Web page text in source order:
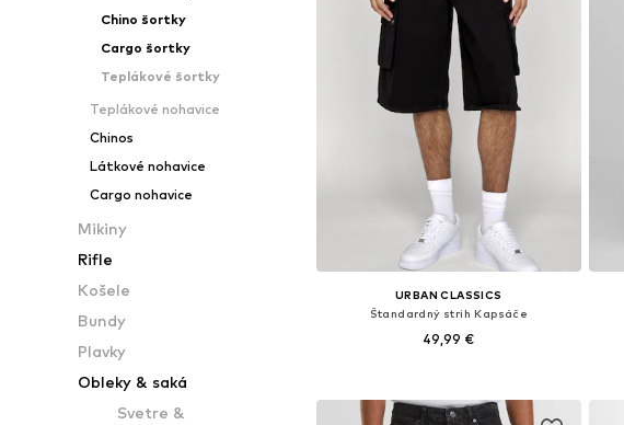
Chino šortky
Cargo šortky
Teplákové šortky
Teplákové nohavice
Chinos
Látkové nohavice
Cargo nohavice
Mikiny
Rifle
Košele
Bundy
Plavky
Obleky & saká
Svetre &
URBAN CLASSICS
Štandardný strih Kapsáče
49,99 €
Pridať do košíka